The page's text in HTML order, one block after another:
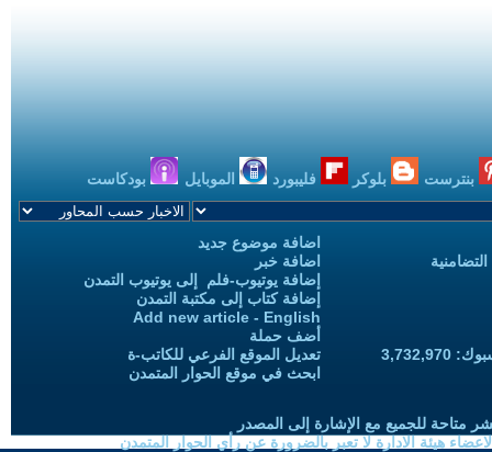
بنترست بلوكر فليبورد الموبايل بودكاست
اضافة موضوع جديد
اضافة خبر
إضافة يوتيوب-فلم إلى يوتيوب التمدن
إضافة كتاب إلى مكتبة التمدن
Add new article - English
أضف حملة
تعديل الموقع الفرعي للكاتب-ة
ابحث في موقع الحوار المتمدن
متاحة للجميع مع الإشارة إلى المصدر
هيئة الادارة لا تعبر بالضرورة عن رأي الحوار المتمدن